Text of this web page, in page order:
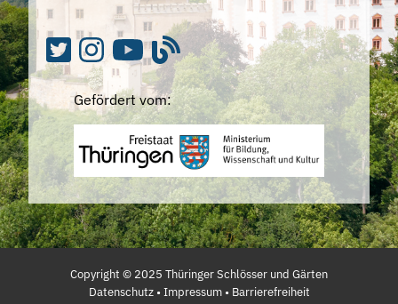
Gefördert vom:
Copyright © 2025 Thüringer Schlösser und Gärten
Datenschutz•Impressum• Barrierefreiheit